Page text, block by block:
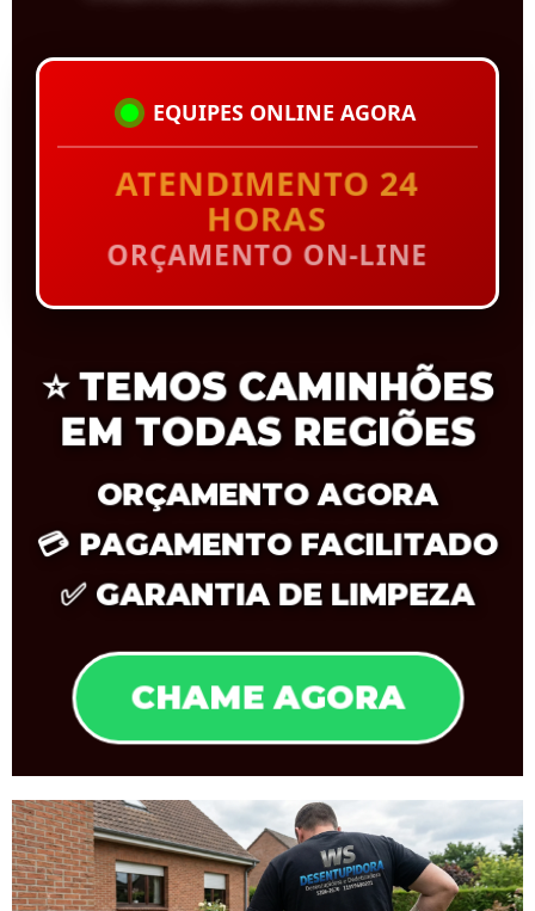
EQUIPES ONLINE AGORA
ATENDIMENTO 24
HORAS
ORÇAMENTO ON-LINE
⭐ TEMOS CAMINHÕES
EM TODAS REGIÕES
ORÇAMENTO AGORA
💳 PAGAMENTO FACILITADO
✅ GARANTIA DE LIMPEZA
CHAME AGORA